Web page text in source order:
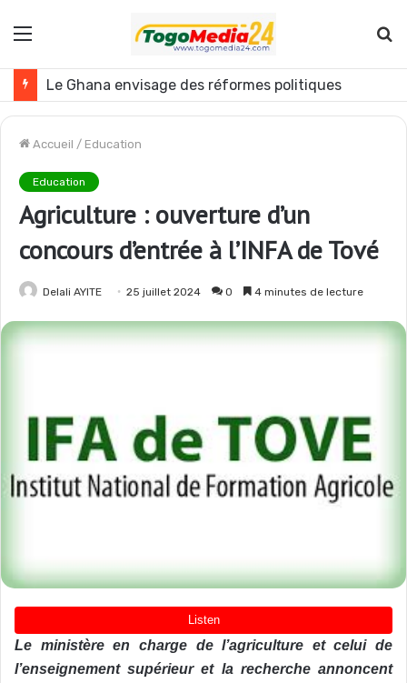
Menu
Le Ghana envisage des réformes politiques
Accueil / Education
Education
Agriculture : ouverture d’un
concours d’entrée à l’INFA de Tové
Delali AYITE 25 juillet 2024 0 4 minutes de lecture
Le ministère en charge de l’agriculture et celui de
l’enseignement supérieur et la recherche annoncent